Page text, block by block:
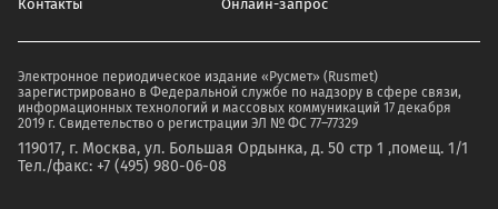
Контакты Онлайн-запрос
Электронное периодическое издание «Русмет» (Rusmet)
зарегистрировано в Федеральной службе по надзору в сфере связи,
информационных технологий и массовых коммуникаций 17 декабря
2019 г. Свидетельство о регистрации ЭЛ № ФС 77–77329
119017, г. Москва, ул. Большая Ордынка, д. 50 стр 1 ,помещ. 1/1
Тел./факс: +7 (495) 980-06-08